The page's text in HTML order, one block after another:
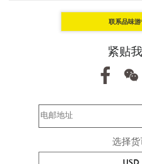
联系品味
紧贴
选择货